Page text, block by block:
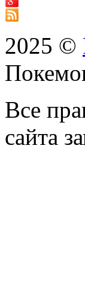
2025 ©
Все
сайта